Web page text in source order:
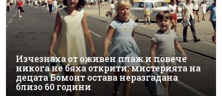
Изчезнаха от оживен плаж и повече
никога не бяха открити: мистерията на
децата Бомонт остава неразгадана
близо 60 години